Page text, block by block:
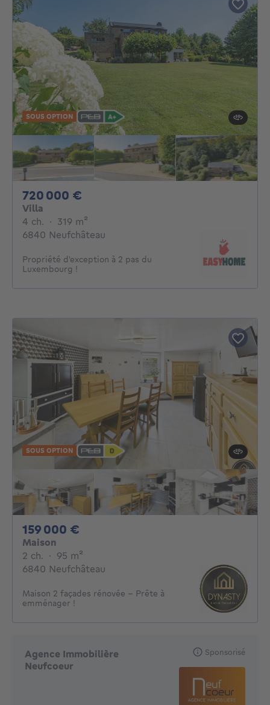
SOUS OPTION
720 000 €
Villa
4 ch. 4 chambres
· 319 m²
6840 Neufchâteau
Propriété d'exception à 2 pas du
Luxembourg !
SOUS OPTION
159 000 €
Maison
2 ch. 2 chambres
· 95 m²
6840 Neufchâteau
Maison 2 façades rénovée – Prête à
emménager !
Agence Immobilière
Neufcoeur
Sponsorisé